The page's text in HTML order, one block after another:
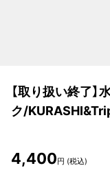
【取り扱い終了
ク/
4,400円 (税込)